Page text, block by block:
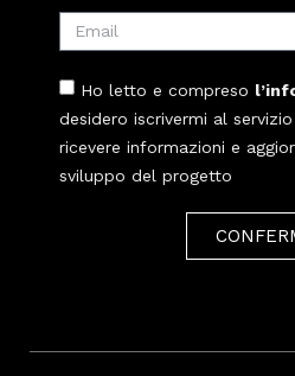
Ho letto e compreso
desidero iscrivermi al
ricevere informazioni e
sviluppo del progetto